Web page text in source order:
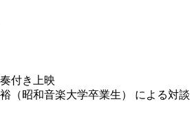
付き上映
（昭和音楽大学卒業生） による対談